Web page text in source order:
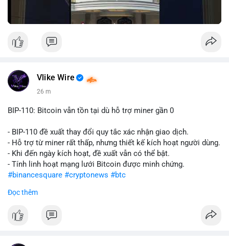
Vlike Wire
26 m
BIP-110: Bitcoin vẫn tồn tại dù hỗ trợ miner gần 0
- BIP-110 đề xuất thay đổi quy tắc xác nhận giao dịch.
- Hỗ trợ từ miner rất thấp, nhưng thiết kế kích hoạt người dùng.
- Khi đến ngày kích hoạt, đề xuất vẫn có thể bật.
- Tính linh hoạt mạng lưới Bitcoin được minh chứng.
#binancesquare #cryptonews #btc
$btc
#vlikevn #titanbot
Đọc thêm